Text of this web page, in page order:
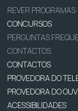
REVER PROGRAMAS
CONCURSOS
PERGUNTAS
CONTACTOS
CONTACTOS
PROVEDORA DO
PROVEDORA DO
ACESSIBILIDADES